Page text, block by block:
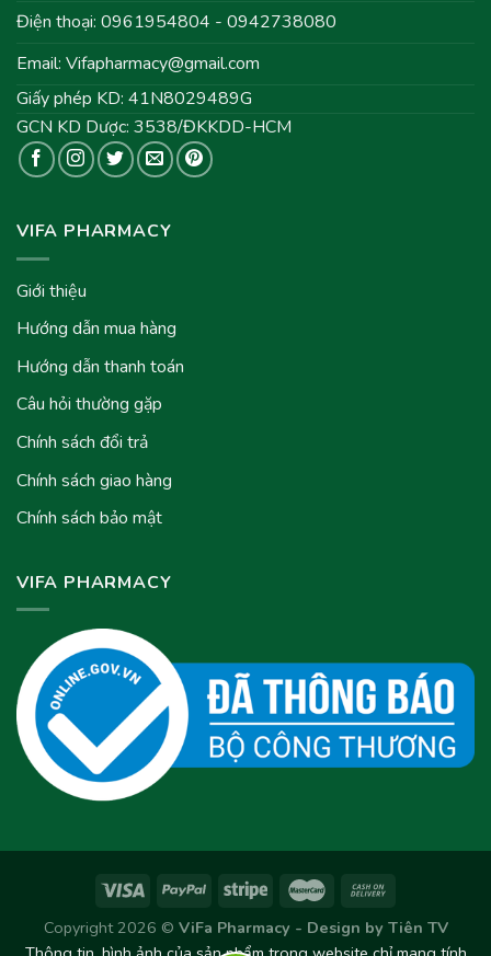
Điện thoại: 0961954804 - 0942738080
Email: Vifapharmacy@gmail.com
Giấy phép KD: 41N8029489G
GCN KD Dược: 3538/ĐKKDD-HCM
VIFA PHARMACY
Giới thiệu
Hướng dẫn mua hàng
Hướng dẫn thanh toán
Câu hỏi thường gặp
Chính sách đổi trả
Chính sách giao hàng
Chính sách bảo mật
VIFA PHARMACY
Copyright 2026 © ViFa Pharmacy - Design by Tiên TV